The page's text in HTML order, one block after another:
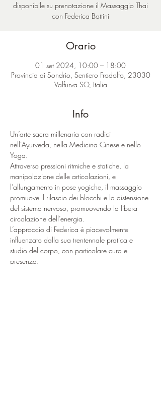
disponibile su prenotazione il Massaggio Thai
con Federica Bottini
Orario
01 set 2024, 10:00 – 18:00
Provincia di Sondrio, Sentiero Frodolfo, 23030
Valfurva SO, Italia
Info
Un’arte sacra millenaria con radici
nell’Ayurveda, nella Medicina Cinese e nello
Yoga.
Attraverso pressioni ritmiche e statiche, la
manipolazione delle articolazioni, e
l’allungamento in pose yogiche, il massaggio
promuove il rilascio dei blocchi e la distensione
del sistema nervoso, promuovendo la libera
circolazione dell’energia.
L’approccio di Federica è piacevolmente
influenzato dalla sua trentennale pratica e
studio del corpo, con particolare cura e
presenza.